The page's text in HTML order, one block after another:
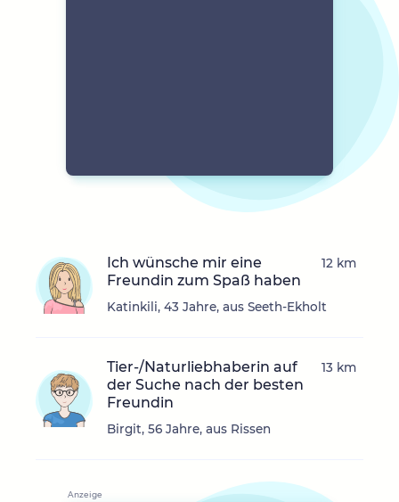
Ich wünsche mir eine
Freundin zum Spaß haben
Katinkili, 43 Jahre, aus Seeth-Ekholt
12 km
Tier-/Naturliebhaberin auf
der Suche nach der besten
Freundin
Birgit, 56 Jahre, aus Rissen
13 km